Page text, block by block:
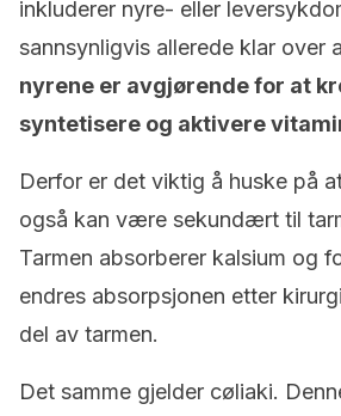
inkluderer nyre- eller
sannsynligvis allerede klar over
nyrene er avgjørende for at
syntetisere og aktivere
Derfor er det viktig å huske på
også kan være sekundært til
Tarmen absorberer kalsium og
endres absorpsjonen etter
del av tarmen.
Det samme gjelder cøliaki.